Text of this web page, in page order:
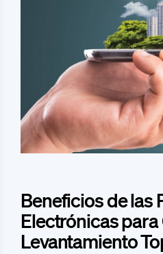
Beneficios de las
Electrónicas
Levantamiento